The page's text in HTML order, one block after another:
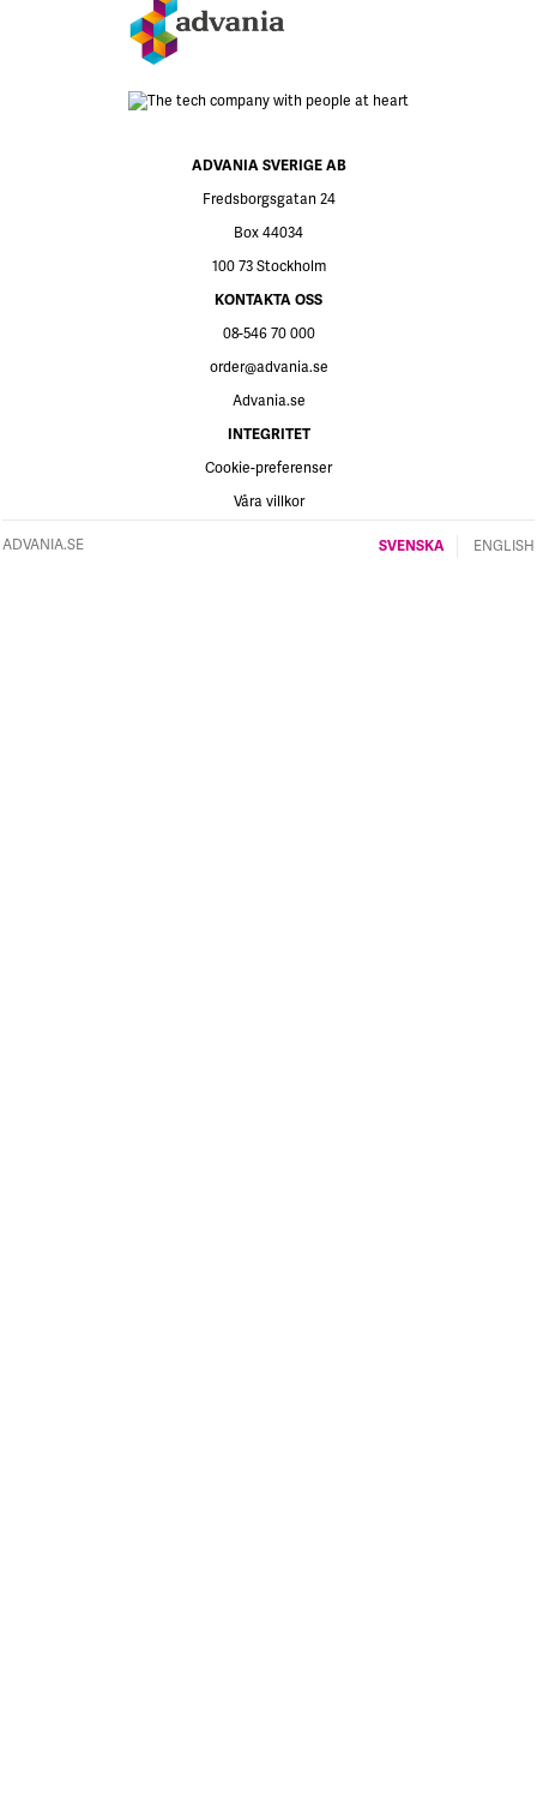
ADVANIA SVERIGE AB
Fredsborgsgatan 24
Box 44034
100 73 Stockholm
KONTAKTA OSS
08-546 70 000
order@advania.se
Advania.se
INTEGRITET
Cookie-preferenser
Våra villkor
ADVANIA.SE SVENSKA ENGLISH